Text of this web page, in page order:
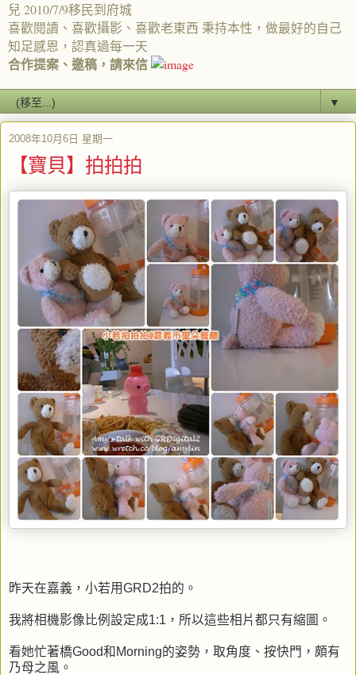
兒 2010/7/9移民到府城
喜歡閱讀、喜歡攝影、喜歡老東西 秉持本性，做最好的自己
知足感恩，認真過每一天
合作提案、邀稿，請來信
▼
2008年10月6日 星期一
【寶貝】拍拍拍
昨天在嘉義，小若用GRD2拍的。
我將相機影像比例設定成1:1，所以這些相片都只有縮圖。
看她忙著橋Good和Morning的姿勢，取角度、按快門，頗有
乃母之風。